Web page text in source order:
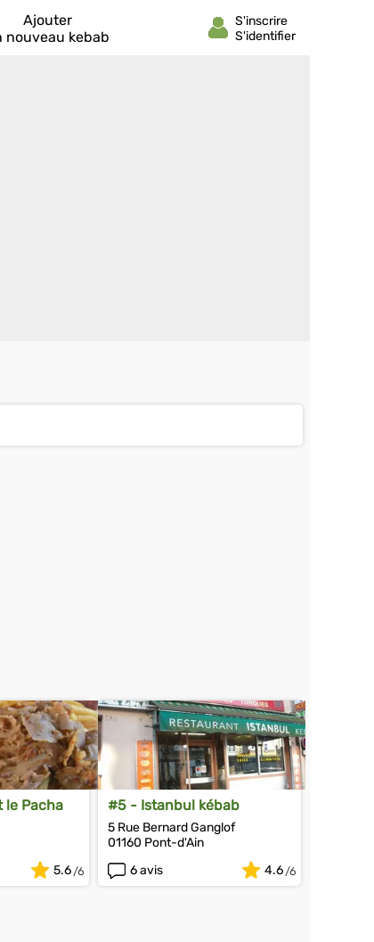
Ajouter
nouveau kebab
le Pacha
5.6
#5 - Istanbul kébab
5 Rue Bernard Ganglof
01160 Pont-d'Ain
6 avis
4.6